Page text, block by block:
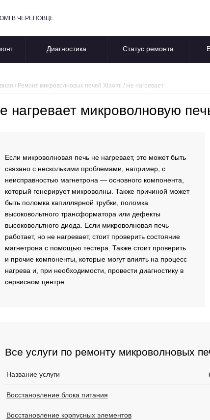
В ЧЕРЕПОВЦЕ
Диагностика Статус ремонта
/ Ремонт микроволновых печей Xiaomi / Не нагревает
нагревает микроволновую
Если микроволновая печь не нагревает, это может быть
связано с несколькими проблемами, например, с
неисправностью магнетрона — основного компонента,
который генерирует микроволны. Также причиной может
быть поломка капиллярной трубки, поломка
высоковольтного трансформатора или дефекты
высоковольтного диода. Если микроволновая печь
работает, но не нагревает, стоит проверить состояние
магнетрона с помощью тестера. Также стоит проверить
и прочие компоненты, которые могут влиять на процесс
нагрева и, при необходимости, провести диагностику в
сервисном центре.
Все услуги по ремонту микроволновых
Название услуги
Восстановление блока питания
Восстановление корпусных элементов